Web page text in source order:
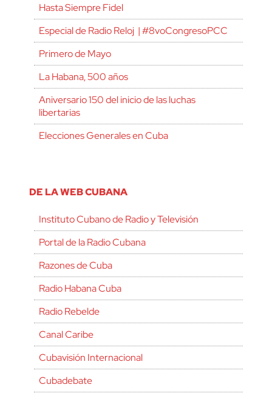
Hasta Siempre Fidel
Especial de Radio Reloj | #8voCongresoPCC
Primero de Mayo
La Habana, 500 años
Aniversario 150 del inicio de las luchas
libertarias
Elecciones Generales en Cuba
DE LA WEB CUBANA
Instituto Cubano de Radio y Televisión
Portal de la Radio Cubana
Razones de Cuba
Radio Habana Cuba
Radio Rebelde
Canal Caribe
Cubavisión Internacional
Cubadebate